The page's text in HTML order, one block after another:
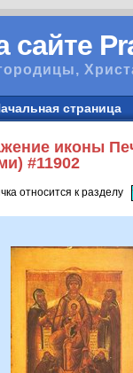
сайте
страница
иконы
#11902
относится к разделу